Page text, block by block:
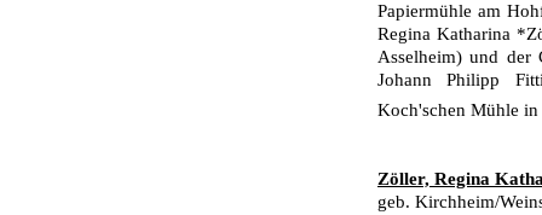
Papiermühle am
Regina Katharina
Asselheim) und der
Johann Philipp
Koch'schen Mühle
Zöller, Regina
geb. Kirchheim/